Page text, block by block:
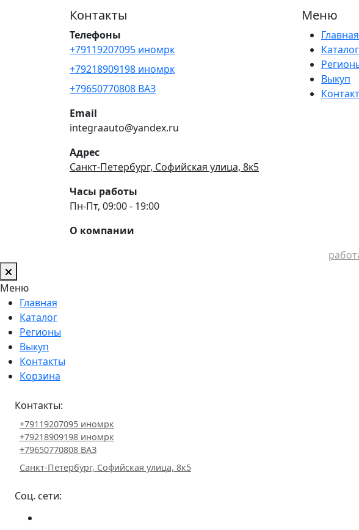
Контакты
Телефоны
+79119207095 иномрк
+79218909198 иномрк
+79650770808 ВАЗ
Email
integraauto@yandex.ru
Адрес
Санкт-Петербург, Софийская улица, 8к5
Часы работы
Пн-Пт, 09:00 - 19:00
О компании
Меню
Главная
Каталог
Выкуп
Меню
Главная
Каталог
Регионы
Выкуп
Контакты
Корзина
Контакты:
+79119207095 иномрк
+79218909198 иномрк
+79650770808 ВАЗ
Санкт-Петербург, Софийская улица, 8к5
Соц. сети: